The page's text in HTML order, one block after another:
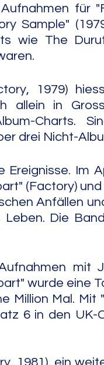
für
Sample"
wie The
1979)
allein in
Charts.
drei Nicht-
Ereignisse. Im
(Factory)
Anfällen
Leben. Die
mit
wurde eine
Million Mal. Mit
6 in den UK-
1981), ein